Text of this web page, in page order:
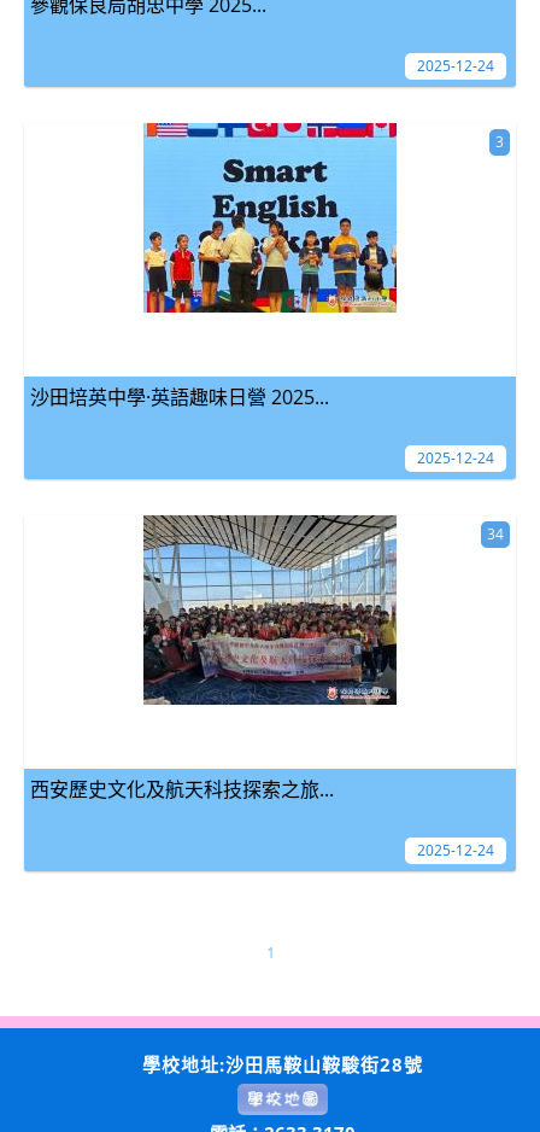
2025-12-24
沙田培英中學·英語趣味日營 2025...
3
2025-12-24
西安歷史文化及航天科技探索之旅...
34
2025-12-24
1
學校地址:沙田馬鞍山鞍駿街28號